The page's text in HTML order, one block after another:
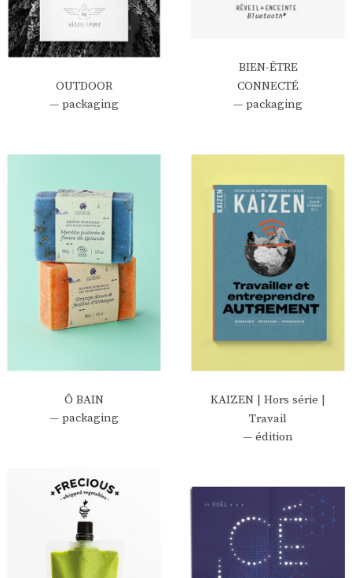
BIEN-ÊTRE
CONNECTÉ
— packaging
OUTDOOR
— packaging
Ô BAIN
— packaging
KAIZEN | Hors série |
Travail
— édition